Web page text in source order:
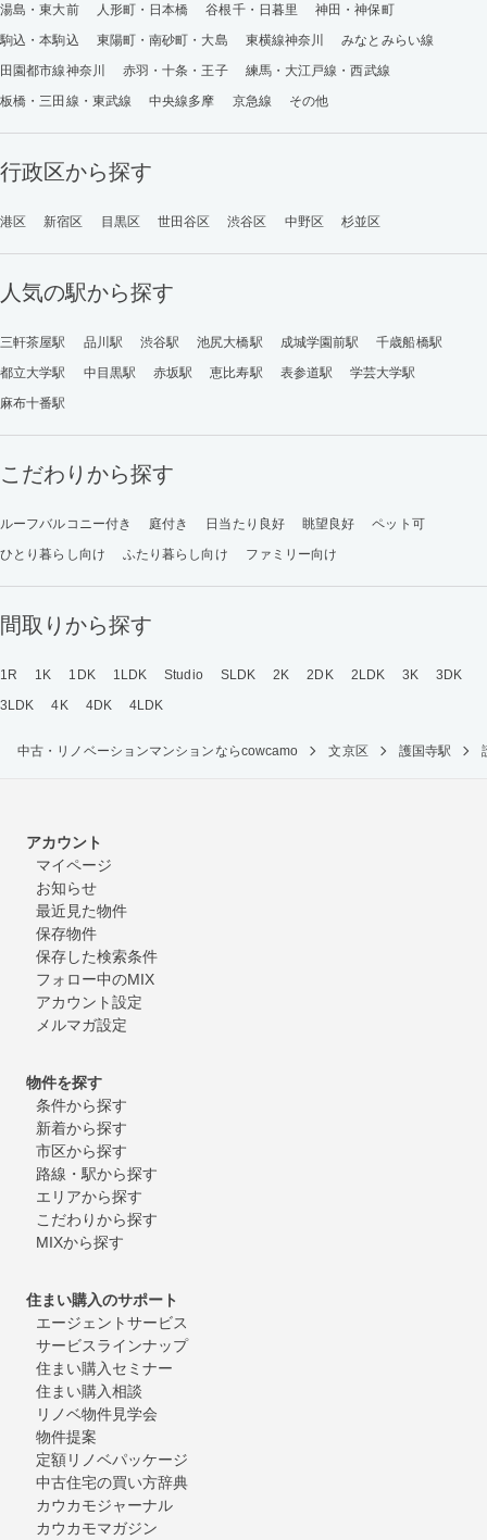
湯島・東大前
人形町・日本橋 谷根千・日暮里
神田・神保町
駒込・本駒込
東陽町・南砂町・大島 東横線神奈川
みなとみらい線
田園都市線神奈川
赤羽・十条・王子
練馬・大江戸線・西武線
板橋・三田線・東武線
中央線多摩 京急線 その他
行政区から探す
港区 新宿区 目黒区 世田谷区 渋谷区 中野区 杉並区
人気の駅から探す
三軒茶屋駅 品川駅 渋谷駅 池尻大橋駅 成城学園前駅
千歳船橋駅
都立大学駅
中目黒駅 赤坂駅 恵比寿駅 表参道駅
学芸大学駅
麻布十番駅
こだわりから探す
ルーフバルコニー付き 庭付き 日当たり良好 眺望良好
ペット可
ひとり暮らし向け
ふたり暮らし向け ファミリー向け
間取りから探す
1R 1K 1DK 1LDK Studio SLDK 2K 2DK 2LDK 3K
3DK
3LDK
4K 4DK 4LDK
中古・リノベーションマンションならcowcamo 文京区 護国寺駅
アカウント
マイページ
お知らせ
最近見た物件
保存物件
保存した検索条件
フォロー中のMIX
アカウント設定
メルマガ設定
物件を探す
条件から探す
新着から探す
市区から探す
路線・駅から探す
エリアから探す
こだわりから探す
MIXから探す
住まい購入のサポート
エージェントサービス
サービスラインナップ
住まい購入セミナー
住まい購入相談
リノベ物件見学会
物件提案
定額リノベパッケージ
中古住宅の買い方辞典
カウカモジャーナル
カウカモマガジン